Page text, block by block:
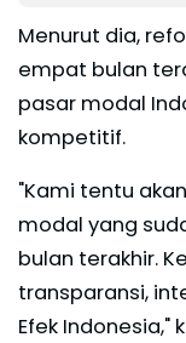
Menurut dia,
empat bulan
pasar modal
kompetitif.
"Kami tentu
modal yang
bulan terakhir.
transparansi,
Efek Indonesia,"